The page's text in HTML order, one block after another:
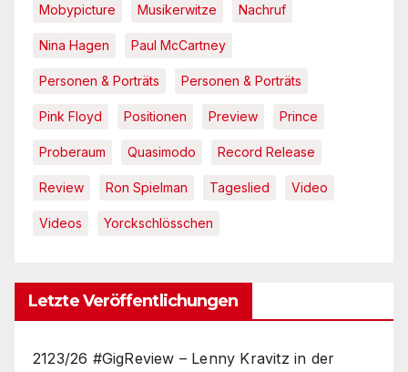
Mobypicture Musikerwitze Nachruf
Nina Hagen Paul McCartney
Personen & Porträts Personen & Porträts
Pink Floyd Positionen Preview Prince
Proberaum Quasimodo Record Release
Review Ron Spielman Tageslied Video
Videos Yorckschlösschen
Letzte Veröffentlichungen
2123/26 #GigReview – Lenny Kravitz in der